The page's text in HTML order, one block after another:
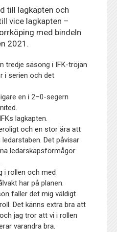
till lagkapten och
vice lagkapten –
med bindeln
2021.
tredje säsong i IFK-tröjan
i serien och det
en i 2–0-segern
lagkapten.
och en stor ära att
Det påvisar
ledarskapsförmågor
i rollen och med
har på planen.
faller det mig väldigt
Det känns extra bra att
jag tror att vi i rollen
varandra bra.